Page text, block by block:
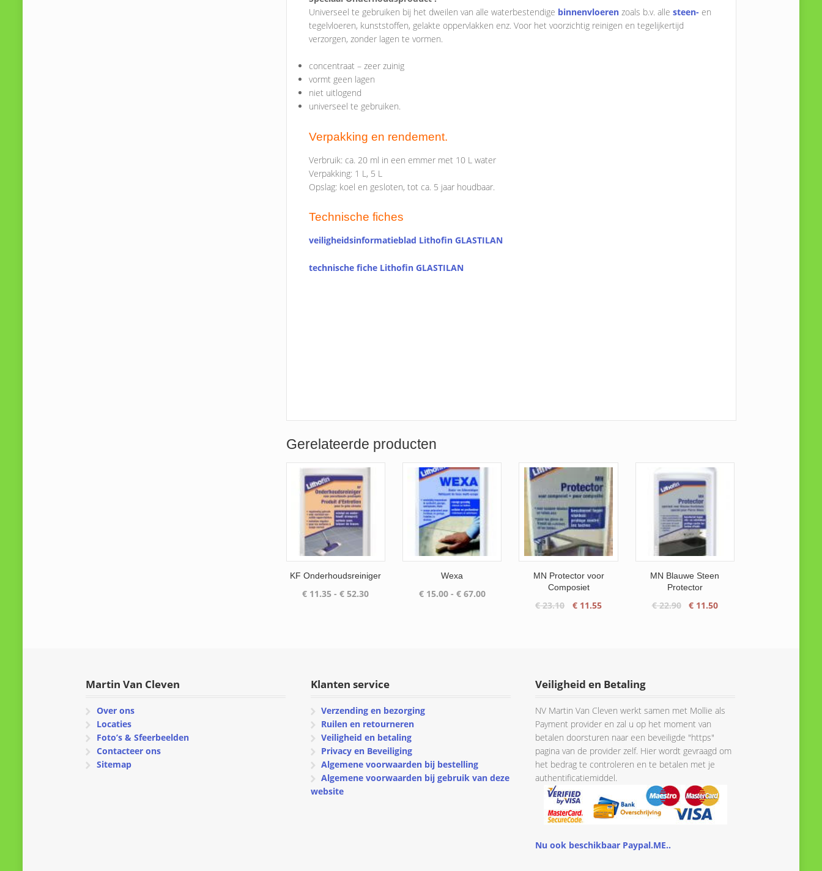
Universeel te gebruiken bij het dweilen van alle waterbestendige binnenvloeren zoals b.v. allesteen- en
tegelvloeren, kunststoffen, gelakte oppervlakken enz. Voor het voorzichtig reinigen en tegelijkertijd
verzorgen, zonder lagen te vormen.
concentraat – zeer zuinig
vormt geen lagen
niet uitlogend
universeel te gebruiken.
Verpakking en rendement.
Verbruik: ca. 20 ml in een emmer met 10 L water
Verpakking: 1 L, 5 L
Opslag: koel en gesloten, tot ca. 5 jaar houdbaar.
Technische fiches
veiligheidsinformatieblad Lithofin GLASTILAN
technische fiche Lithofin GLASTILAN
Gerelateerde producten
KF Onderhoudsreiniger
€ 11.35 - € 52.30Prijsklasse:
Wexa
€15.00 - €67.00Prijsklasse:
MN Protector voor
Composiet
€23.10
Oorspronkelijke
€11.55Huidige
MN Blauwe Steen
Protector
€22.90
Oorspronkelijke
€ 11.50Huidige
Martin Van Cleven
Over ons
Locaties
Foto’s & Sfeerbeelden
Contacteer ons
Sitemap
Klanten service
Verzending en bezorging
Ruilen en retourneren
Veiligheid en betaling
Privacy en Beveiliging
Algemene voorwaarden bij bestelling
Algemene voorwaarden bij gebruik van deze
website
Veiligheid en Betaling
NV Martin Van Cleven werkt samen met Mollie als
Payment provider en zal u op het moment van
betalen doorsturen naar een beveiligde "https"
pagina van de provider zelf. Hier wordt gevraagd om
het bedrag te controleren en te betalen met je
authentificatiemiddel.
Nu ook beschikbaar Paypal.ME..